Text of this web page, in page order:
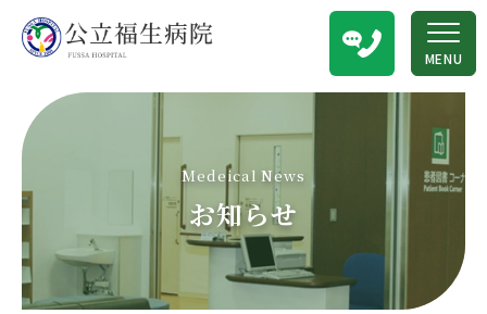
MENU
Medeical News
お知らせ